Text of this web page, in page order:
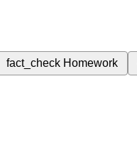
fact_check Homework